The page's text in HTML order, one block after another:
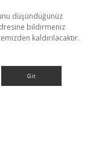
düşündüğünüz
bildirmeniz
kaldırılacaktır.